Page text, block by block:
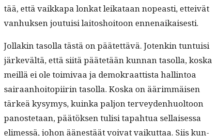
tää, että vaikka­pa lonkat leikataan nopeasti, etteivät
van­huk­sen jou­tu­isi laitoshoitoon ennenaikaisesti.
Jol­lakin tasol­la tästä on päätet­tävä. Jotenkin tun­tu­isi
järkevältä, että siitä päätetään kun­nan tasol­la, kos­ka
meil­lä ei ole toimi­vaa ja demokraat­tista hallintoa
sairaan­hoitopi­irin tasol­la. Kos­ka on äärim­mäisen
tärkeä kysymys, kuin­ka paljon ter­vey­den­huoltoon
panos­te­taan, päätök­sen tulisi tapah­tua sel­l­aises­sa
elimessä, johon äänestäät voivat vaikut­taa. Siis kun­